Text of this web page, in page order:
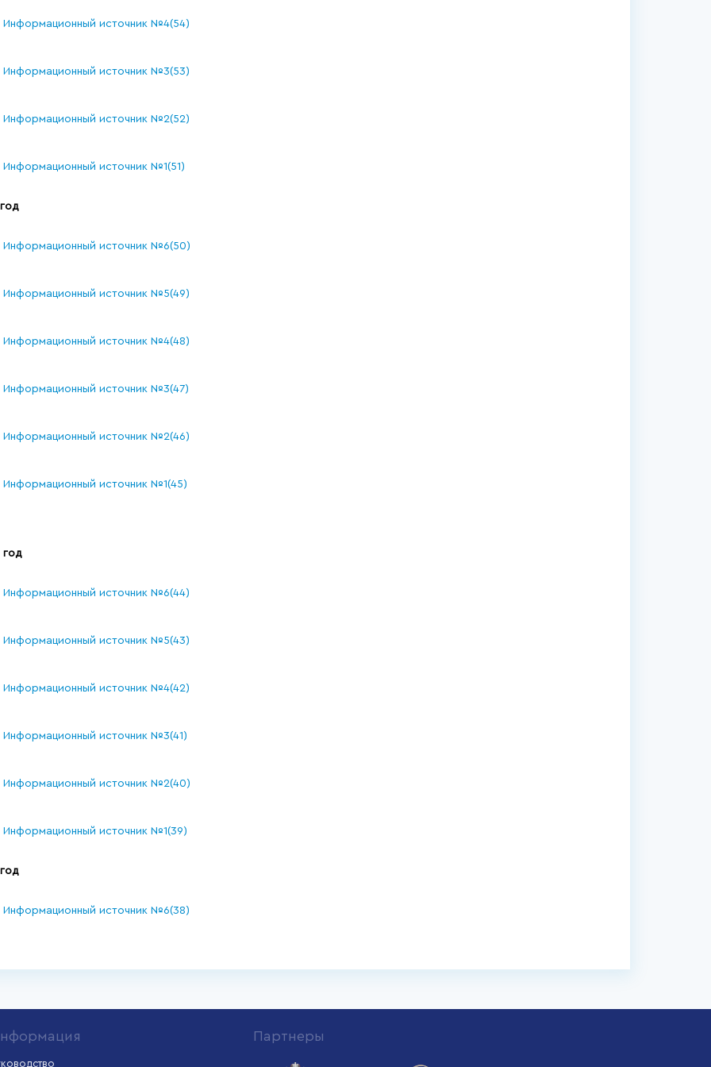
Информационный источник №4(54)
Информационный источник №3(53)
Информационный источник №2(52)
Информационный источник №1(51)
Информационный источник №6(50)
Информационный источник №5(49)
Информационный источник №4(48)
Информационный источник №3(47)
Информационный источник №2(46)
Информационный источник №1(45)
год
Информационный источник №6(44)
Информационный источник №5(43)
Информационный источник №4(42)
Информационный источник №3(41)
Информационный источник №2(40)
Информационный источник №1(39)
Информационный источник №6(38)
Партнеры